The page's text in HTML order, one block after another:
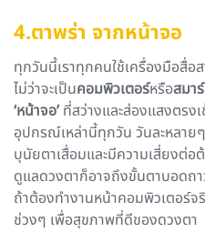
4.ตาพร่า จากหน้าจอ
ทุกวันนี้เราทุกคนใช้เครื่องมือสื่
ไม่ว่าจะเป็นคอมพิวเตอร์หรือสมา
‘หน้าจอ’ที่สว่างและส่องแสงตรง
อุปกรณ์เหล่านี้ทุกวัน วันละหลาย
บุนัยตาเสื่อมและมีความเสี่ยงต่อ
ดูแลดวงตาก็อาจถึงขั้นตาบอดถ
ถ้าต้องทำงานหน้าคอมพิวเตอร์
ช่วงๆ เพื่อสุขภาพที่ดีของดวงตา